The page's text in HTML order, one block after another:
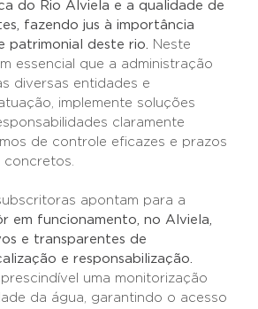
do Rio Alviela e a qualidade de
fazendo jus à importância
patrimonial deste rio. Neste
essencial que a administração
diversas entidades e
implemente soluções
claramente
de controle eficazes e prazos
concretos.
apontam para a
em funcionamento, no Alviela,
e transparentes de
e responsabilização.
uma monitorização
da água, garantindo o acesso